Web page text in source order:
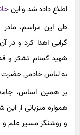
اطلاع داده شد و این
طی این مراسم، مادر
گرایی اهدا کرد و در
شهید گمنام تشکر و
به لباس خادمی حضرت
بر همین اساس،
همواره میزبانی از این
و روشنگر مسیر علم و